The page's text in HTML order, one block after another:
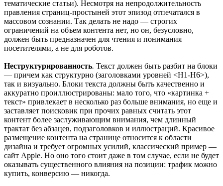
тематические статьи). Несмотря на непродолжительность
правления страниц-простыней этот эпизод отпечатался в
массовом сознании. Так делать не надо — строгих
ограничений на объем контента нет, но он, безусловно,
должен быть предназначен для чтения и понимания
посетителями, а не для роботов.
Неструктурированность. Текст должен быть разбит на блоки
— причем как структурно (заголовками уровней <H1-H6>),
так и визуально. Блоки текста должны быть качественно и
аккуратно проиллюстрированы: мало того, что «картинка +
текст» привлекает в несколько раз больше внимания, но еще и
заставляет поисковик при прочих равных считать этот
контент более заслуживающим внимания, чем длинный
трактат без абзацев, подзаголовков и иллюстраций. Красивое
размещение контента на странице относится к области
дизайна и требует огромных усилий, классический пример —
сайт Apple. Но оно того стоит даже в том случае, если не будет
оказывать существенного влияния на позиции: трафик можно
купить, конверсию — никогда.